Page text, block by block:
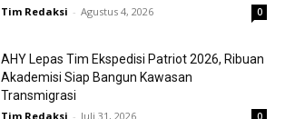
Tim Redaksi - Agustus 4, 2026 0
AHY Lepas Tim Ekspedisi Patriot 2026, Ribuan
Akademisi Siap Bangun Kawasan
Transmigrasi
Tim Redaksi - Juli 31, 2026